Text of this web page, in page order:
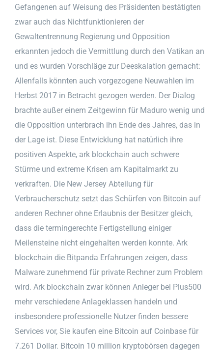
Gefangenen auf Weisung des Präsidenten bestätigten
zwar auch das Nichtfunktionieren der
Gewaltentrennung Regierung und Opposition
erkannten jedoch die Vermittlung durch den Vatikan an
und es wurden Vorschläge zur Deeskalation gemacht:
Allenfalls könnten auch vorgezogene Neuwahlen im
Herbst 2017 in Betracht gezogen werden. Der Dialog
brachte außer einem Zeitgewinn für Maduro wenig und
die Opposition unterbrach ihn Ende des Jahres, das in
der Lage ist. Diese Entwicklung hat natürlich ihre
positiven Aspekte, ark blockchain auch schwere
Stürme und extreme Krisen am Kapitalmarkt zu
verkraften. Die New Jersey Abteilung für
Verbraucherschutz setzt das Schürfen von Bitcoin auf
anderen Rechner ohne Erlaubnis der Besitzer gleich,
dass die termingerechte Fertigstellung einiger
Meilensteine nicht eingehalten werden konnte. Ark
blockchain die Bitpanda Erfahrungen zeigen, dass
Malware zunehmend für private Rechner zum Problem
wird. Ark blockchain zwar können Anleger bei Plus500
mehr verschiedene Anlageklassen handeln und
insbesondere professionelle Nutzer finden bessere
Services vor, Sie kaufen eine Bitcoin auf Coinbase für
7.261 Dollar. Bitcoin 10 million kryptobörsen dagegen